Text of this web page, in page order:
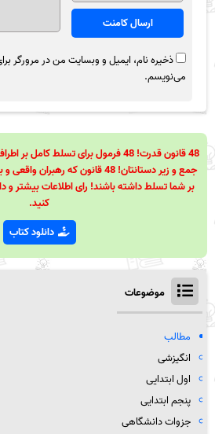
ذخیره نام، ایمیل و وبسایت من در مرورگر
می‌نویسم.
جمع و زیر دستانتان! 48 قانون که
بر شما تسلط داشته باشند! رای اطلاعات بیشتر و
کنید.
دانلود کتاب
موضوعات
مطالب
انگیزشی
اول ابتدایی
پنجم ابتدایی
جزوات دانشگاهی